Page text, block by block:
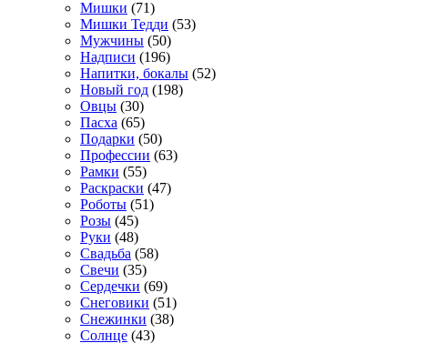
Мишки (71)
Мишки Тедди (53)
Мужчины (50)
Надписи (196)
Напитки, бокалы (52)
Новый год (198)
Овцы (30)
Пасха (65)
Подарки (50)
Профессии (63)
Рамки (55)
Раскраски (47)
Роботы (51)
Розы (45)
Руки (48)
Свадьба (58)
Свечи (35)
Сердечки (69)
Снеговики (51)
Снежинки (38)
Солнце (43)